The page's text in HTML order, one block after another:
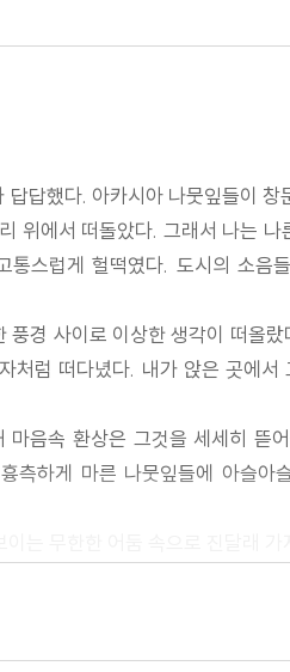
답했다. 아카시아 나뭇잎들이 창
위에서 떠돌았다. 그래서 나는 나
스럽게 헐떡였다. 도시의 소음
경 사이로 이상한 생각이 떠올
처럼 떠다녔다. 내가 앉은 곳에서
음속 환상은 그것을 세세히 뜯
하게 마른 나뭇잎들에 아슬아
는 무한한 어둠 속으로 진달래
풍경이었다. 그의 얼굴은 보이지
해주지 않았다. 그러나 사람을 괴